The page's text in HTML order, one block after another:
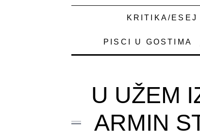
KRITIKA/ESEJ
PISCI U GOSTIMA
U UŽEM
ARMIN